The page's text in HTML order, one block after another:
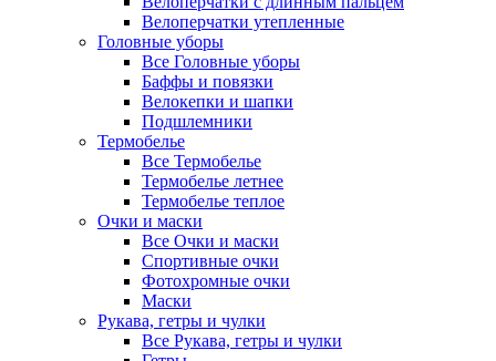
Велоперчатки утепленные
Головные уборы
Все Головные уборы
Баффы и повязки
Велокепки и шапки
Подшлемники
Термобелье
Все Термобелье
Термобелье летнее
Термобелье теплое
Очки и маски
Все Очки и маски
Спортивные очки
Фотохромные очки
Маски
Рукава, гетры и чулки
Все Рукава, гетры и чулки